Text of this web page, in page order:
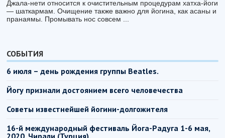
Джала-нети относится к очистительным процедурам хатха-йоги
— шаткармам. Очищение также важно для йогина, как асаны и
пранаямы. Промывать нос совсем ...
СОБЫТИЯ
6 июля – день рождения группы Beatles.
Йогу признали достоянием всего человечества
Советы известнейшей йогини-долгожителя
16-й международный фестиваль Йога-Радуга 1-6 мая,
2020, Чирали (Турция).